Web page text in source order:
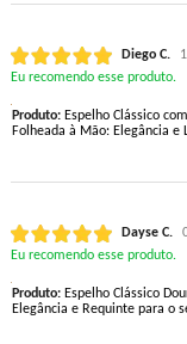
Diego C.
Eu recomendo esse produto.
Produto:Espelho Clássico
Folheada à Mão: Elegância e
Dayse C.
Eu recomendo esse produto.
Produto:Espelho Clássico
Elegância e Requinte para o